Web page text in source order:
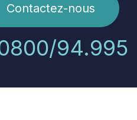
Contactez-nous
94.995